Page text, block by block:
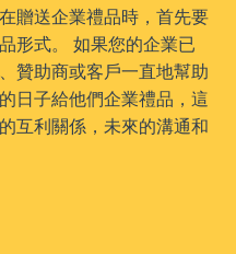
贈送企業禮品時，首先要
形式。 如果您的企業已
贊助商或客戶一直地幫助
日子給他們企業禮品，這
互利關係，未來的溝通和